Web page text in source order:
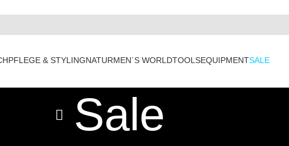
PFLEGE & STYLINGNATURMEN´S WORLDTOOLSEQUIPMENTSALE
Sale